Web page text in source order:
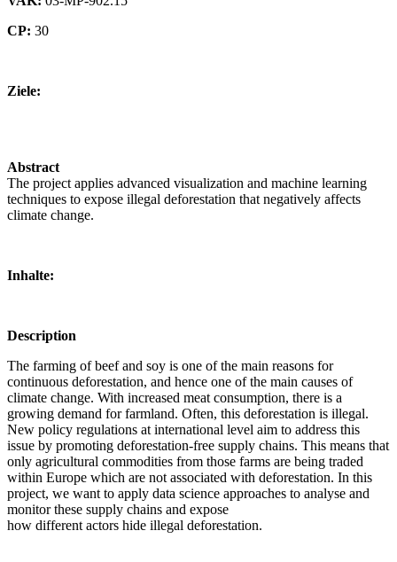
CP: 30
Ziele:
Abstract
The project applies advanced visualization and machine learning
techniques to expose illegal deforestation that negatively affects
climate change.
Inhalte:
Description
The farming of beef and soy is one of the main reasons for
continuous deforestation, and hence one of the main causes of
climate change. With increased meat consumption, there is a
growing demand for farmland. Often, this deforestation is illegal.
New policy regulations at international level aim to address this
issue by promoting deforestation-free supply chains. This means that
only agricultural commodities from those farms are being traded
within Europe which are not associated with deforestation. In this
project, we want to apply data science approaches to analyse and
monitor these supply chains and expose
how different actors hide illegal deforestation.